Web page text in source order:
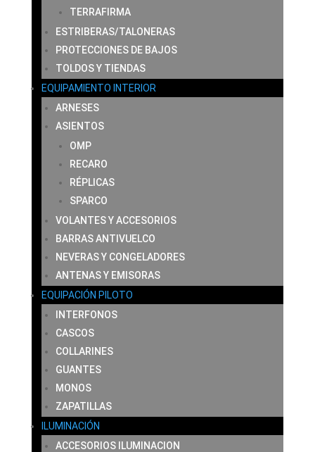
TERRAFIRMA
ESTRIBERAS/TALONERAS
PROTECCIONES DE BAJOS
TOLDOS Y TIENDAS
EQUIPAMIENTO INTERIOR
ARNESES
ASIENTOS
OMP
RECARO
RÉPLICAS
SPARCO
VOLANTES Y ACCESORIOS
BARRAS ANTIVUELCO
NEVERAS Y CONGELADORES
ANTENAS Y EMISORAS
EQUIPACIÓN PILOTO
INTERFONOS
CASCOS
COLLARINES
GUANTES
MONOS
ZAPATILLAS
ILUMINACIÓN
ACCESORIOS ILUMINACION